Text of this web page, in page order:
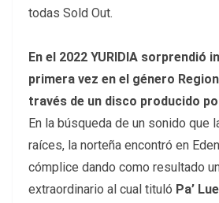
todas Sold Out.
En el 2022 YURIDIA sorprendió
primera vez en el género
través de un disco producido
En la búsqueda de un sonido que
raíces, la norteña encontró en
cómplice dando como resultado
extraordinario al cual tituló Pa’